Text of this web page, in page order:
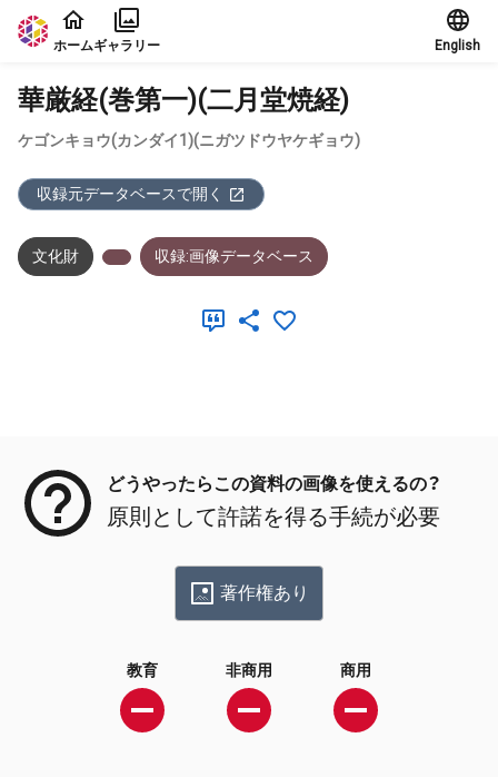
本文に飛ぶ
ホームギャラリー English
華厳経(巻第一)(二月堂焼経)
ケゴンキョウ(カンダイ1)(ニガツドウヤケギョウ)
収録元データベースで開く
文化財 収録:画像データベース
どうやったらこの資料の画像を使えるの？
原則として許諾を得る手続が必要
著作権あり
教育 非商用 商用